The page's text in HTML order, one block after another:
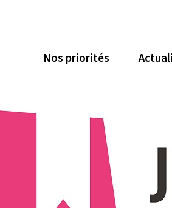
Nos priorités